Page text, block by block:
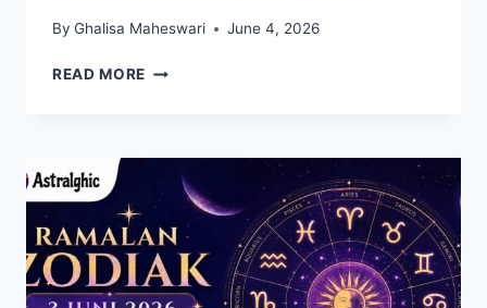
By Ghalisa Maheswari June 4, 2026
READ MORE 9
DISEBUT
SETIA
MENEMANI
DALAM
SUKA
DAN
DUKA